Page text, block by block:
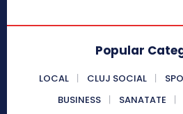
Popular
LOCAL CLUJ SOCIAL
BUSINESS
SANATATE